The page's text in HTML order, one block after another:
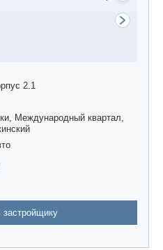
2.1
Международный квартал,
застройщику